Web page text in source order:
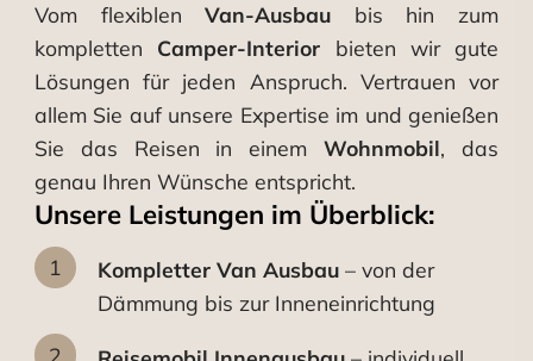
Vom flexiblenVan-Ausbau bis hin zum
kompletten Camper-Interior bieten wir gute
Lösungen für jeden Anspruch. Vertrauen vor
allem Sie auf unsere Expertise im und genießen
Sie das Reisen in einemWohnmobil, das
genau Ihren Wünsche entspricht.
Unsere Leistungen im Überblick:
Kompletter Van Ausbau – von der
Dämmung bis zur Inneneinrichtung